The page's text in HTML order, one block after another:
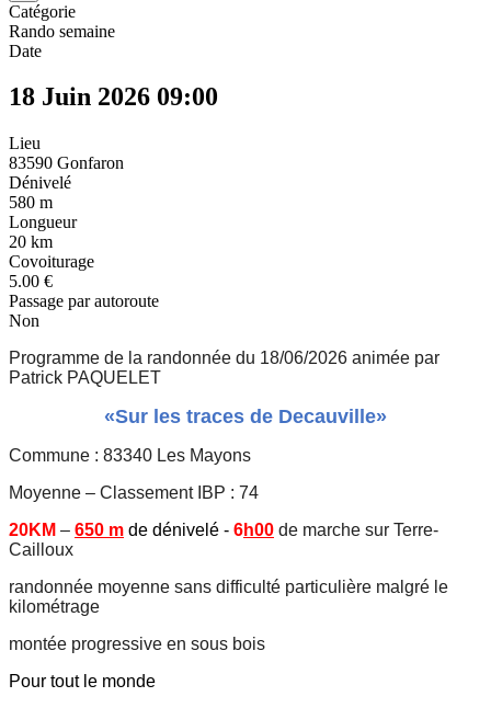
Catégorie
Rando semaine
Date
18 Juin 2026 09:00
Lieu
83590 Gonfaron
Dénivelé
580 m
Longueur
20 km
Covoiturage
5.00 €
Passage par autoroute
Non
Programme de la randonnée du 18/06/2026 animée par
Patrick PAQUELET
«Sur les traces de Decauville»
Commune : 83340 Les Mayons
Moyenne – Classement IBP : 74
20KM – 650 m de dénivelé - 6h00 de marche sur Terre-
Cailloux
randonnée moyenne sans difficulté particulière malgré le
kilométrage
montée progressive en sous bois
Pour tout le monde